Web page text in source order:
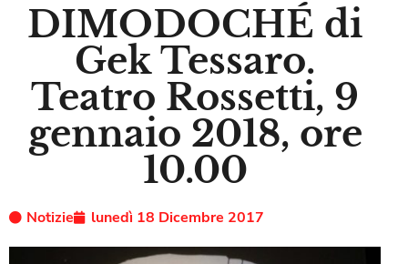
DIMODOCHÉ di
Gek Tessaro.
Teatro Rossetti, 9
gennaio 2018, ore
10.00
Notizie lunedì 18 Dicembre 2017